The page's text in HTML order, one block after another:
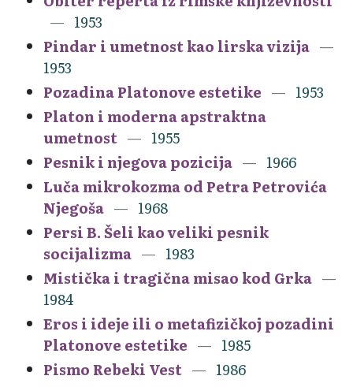
1953
Pindar i umetnost kao lirska vizija
1953
Pozadina Platonove estetike
1953
Platon i moderna apstraktna
umetnost
1955
Pesnik i njegova pozicija
1966
Luča mikrokozma od Petra Petrovića
Njegoša
1968
Persi B. Šeli kao veliki pesnik
socijalizma
1983
Mistička i tragična misao kod Grka
1984
Eros i ideje ili o metafizičkoj pozadini
Platonove estetike
1985
Pismo Rebeki Vest
1986